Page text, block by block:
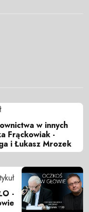
w innych
Frąckowiak -
i Łukasz Mrozek
-